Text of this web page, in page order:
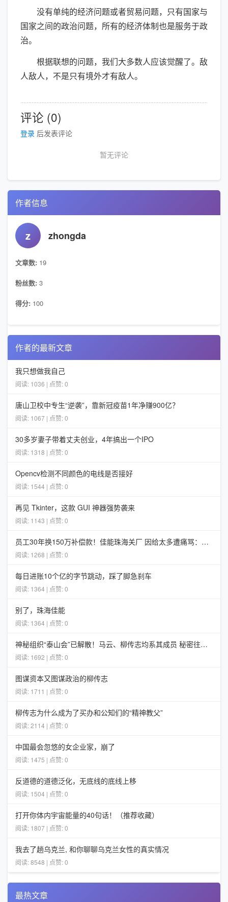
没有单纯的经济问题或者贸易问题，只有国家与
国家之间的政治问题，所有的经济体制也是服务于政
治。
根据联想的问题，我们大多数人应该觉醒了。敌
人敌人，不是只有境外才有敌人。
评论 (0)
登录 后发表评论
暂无评论
作者信息
z zhongda
文章数: 19
粉丝数: 3
得分: 100
作者的最新文章
我只想做我自己
阅读: 1036 | 点赞: 0
唐山卫校中专生“逆袭”，靠新冠疫苗1年净赚900亿？
阅读: 1067 | 点赞: 0
30多岁妻子带着丈夫创业，4年搞出一个IPO
阅读: 1318 | 点赞: 0
Opencv检测不同颜色的电线是否接好
阅读: 1544 | 点赞: 0
再见 Tkinter，这款 GUI 神器强势袭来
阅读: 1143 | 点赞: 0
员工30年换150万补偿款！佳能珠海关厂 因给太多遭痛骂：恶意拉高赔偿标准
阅读: 1268 | 点赞: 0
每日进账10个亿的字节跳动，踩了脚急刹车
阅读: 1364 | 点赞: 0
别了，珠海佳能
阅读: 1364 | 点赞: 0
神秘组织“泰山会”已解散！马云、柳传志均系其成员 秘密往事揭秘
阅读: 1692 | 点赞: 0
图谋资本又图谋政治的柳传志
阅读: 1711 | 点赞: 0
柳传志为什么成为了买办和公知们的“精神教父”
阅读: 2114 | 点赞: 0
中国最会忽悠的女企业家，崩了
阅读: 1475 | 点赞: 0
反道德的道德泛化，无底线的底线上移
阅读: 1504 | 点赞: 0
打开你体内宇宙能量的40句话！（推荐收藏）
阅读: 1807 | 点赞: 0
我去了趟乌克兰, 和你聊聊乌克兰女性的真实情况
阅读: 8548 | 点赞: 0
最热文章